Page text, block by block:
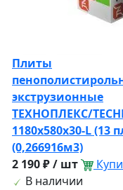
Плиты
экструзионные
ТЕХНОПЛЕКС/
1180х580х30-L (13
(0,266916м3)
2 190 ₽ / шт
В наличии